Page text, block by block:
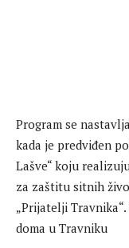
Program se
kada je predviđen
Lašve“ koju
za zaštitu sitnih
„Prijatelji
doma u Travniku